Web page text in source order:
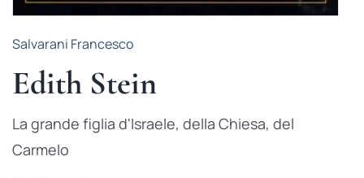
Salvarani Francesco
Edith Stein
La grande figlia d'Israele, della Chiesa, del
Carmelo